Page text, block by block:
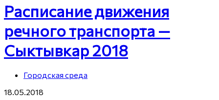
Расписание движения
речного транспорта —
Сыктывкар 2018
Городская среда
18.05.2018